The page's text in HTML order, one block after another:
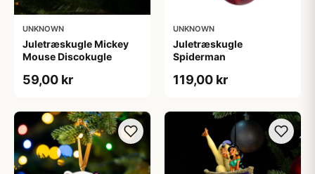
UNKNOWN
Juletræskugle Mickey
Mouse Discokugle
59,00 kr
UNKNOWN
Juletræskugle
Spiderman
119,00 kr